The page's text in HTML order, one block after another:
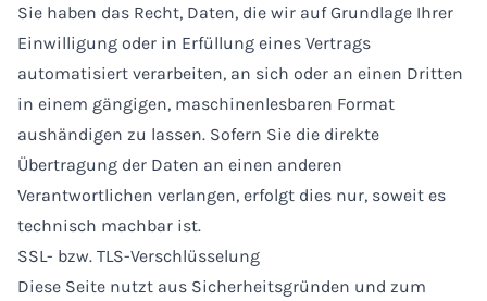
Sie haben das Recht, Daten, die wir auf Grundlage Ihrer
Einwilligung oder in Erfüllung eines Vertrags
automatisiert verarbeiten, an sich oder an einen Dritten
in einem gängigen, maschinenlesbaren Format
aushändigen zu lassen. Sofern Sie die direkte
Übertragung der Daten an einen anderen
Verantwortlichen verlangen, erfolgt dies nur, soweit es
technisch machbar ist.
SSL- bzw. TLS-Verschlüsselung
Diese Seite nutzt aus Sicherheitsgründen und zum